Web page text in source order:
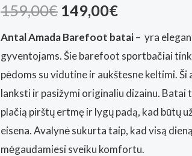
4.50iš 5
įvertinimų:
)
159,00€ Original
price
was:
159,00€.
149,00€Current
price
is:
149,00€.
Antal Amada Barefoot batai– yra
gyventojams. Šie barefoot sportbačiai
pėdoms su vidutine ir aukštesne keltimi.
lanksti ir pasižymi originaliu dizainu.
plačią pirštų ertmę ir lygų padą, kad būtų
eisena. Avalynė sukurta taip, kad visą
mėgaudamiesi sveiku komfortu.